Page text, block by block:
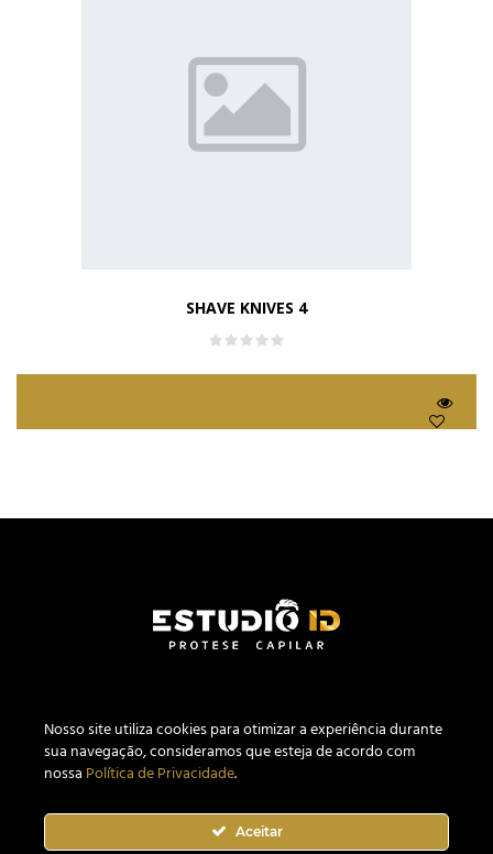
SHAVE KNIVES 4
Website desenvolvido porMementoWeb Marketing Digital
Todos os Direitos Reservados. Confira nossa
Política de
Nosso site utiliza cookiespara otimizar a experiência durante
sua navegação, consideramos que esteja de acordo com
nossa Política de Privacidade.
Aceitar